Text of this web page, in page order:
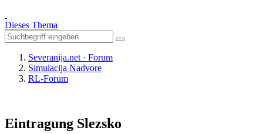
Dieses Thema
Severanija.net · Forum
Simulacija Nadvore
RL-Forum
Eintragung Slezsko